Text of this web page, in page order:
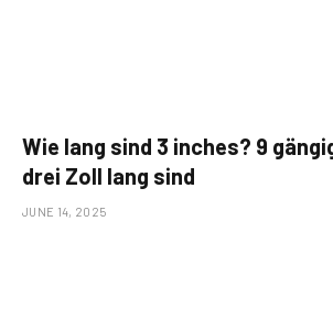
Wie lang sind 3 inches? 9
drei Zoll lang sind
JUNE 14, 2025